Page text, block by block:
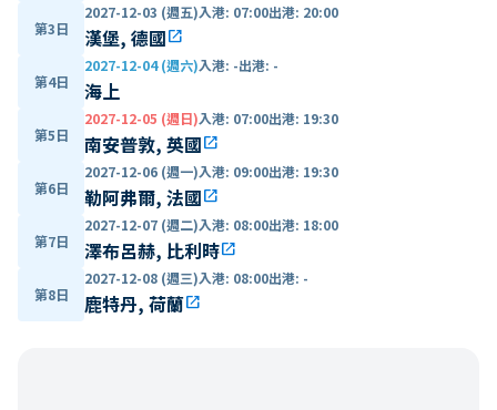
第3日
2027-12-03 (週五)入港: 07:00出港: 20:00
漢堡, 德國open_in_new
第4日
2027-12-04 (週六)入港: -出港: -
海上
第5日
2027-12-05 (週日)入港: 07:00出港: 19:30
南安普敦, 英國open_in_new
第6日
2027-12-06 (週一)入港: 09:00出港: 19:30
勒阿弗爾, 法國open_in_new
第7日
2027-12-07 (週二)入港: 08:00出港: 18:00
澤布呂赫, 比利時open_in_new
第8日
2027-12-08 (週三)入港: 08:00出港: -
鹿特丹, 荷蘭open_in_new